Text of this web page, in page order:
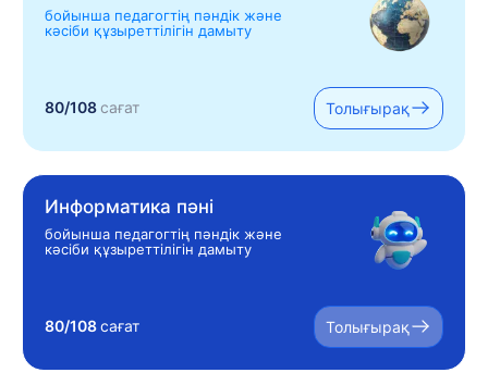
бойынша педагогтің пәндік және
кәсіби құзыреттілігін дамыту
80/108сағат Толығырақ
Информатика пәні
бойынша педагогтің пәндік және
кәсіби құзыреттілігін дамыту
80/108сағат Толығырақ